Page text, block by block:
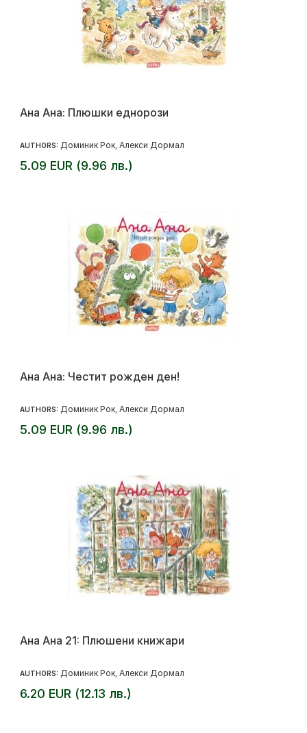
Ана Ана: Плюшки еднорози
AUTHORS: Доминик Рок Алекси Дормал
5.09 EUR (9.96 лв.)
Ана Ана: Честит рожден ден!
AUTHORS: Доминик Рок Алекси Дормал
5.09 EUR (9.96 лв.)
Ана Ана 21: Плюшени книжари
AUTHORS: Доминик Рок Алекси Дормал
6.20 EUR (12.13 лв.)